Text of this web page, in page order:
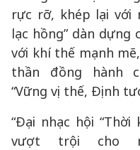
rực rỡ, khép lại với
lạc hồng” dàn dựng
với khí thế mạnh
thần đồng hành
“Vững vị thế, Định
“Đại nhạc hội “Thời
vượt trội cho